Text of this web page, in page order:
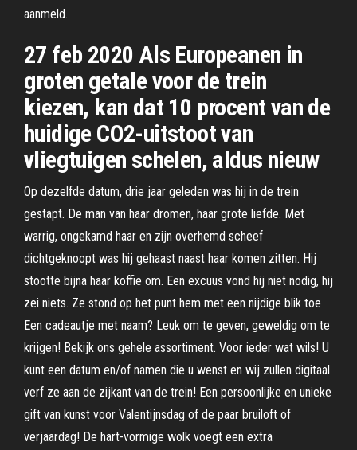
aanmeld.
27 feb 2020 Als Europeanen in
groten getale voor de trein
kiezen, kan dat 10 procent van de
huidige CO2-uitstoot van
vliegtuigen schelen, aldus nieuw
Op dezelfde datum, drie jaar geleden was hij in de trein
gestapt. De man van haar dromen, haar grote liefde. Met
warrig, ongekamd haar en zijn overhemd scheef
dichtgeknoopt was hij gehaast naast haar komen zitten. Hij
stootte bijna haar koffie om. Een excuus vond hij niet nodig, hij
zei niets. Ze stond op het punt hem met een nijdige blik toe
Een cadeautje met naam? Leuk om te geven, geweldig om te
krijgen! Bekijk ons gehele assortiment. Voor ieder wat wils! U
kunt een datum en/of namen die u wenst en wij zullen digitaal
verf ze aan de zijkant van de trein! Een persoonlijke en unieke
gift van kunst voor Valentijnsdag of de paar bruiloft of
verjaardag! De hart-vormige wolk voegt een extra